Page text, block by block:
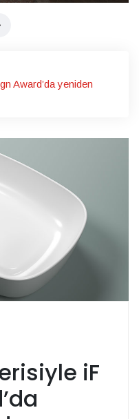
Award’da yeniden
iF